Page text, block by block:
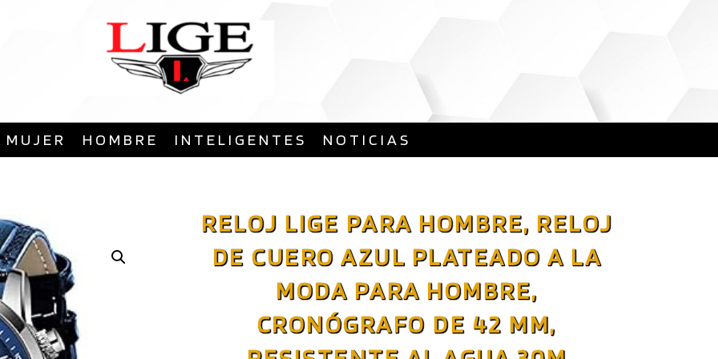
al
contenido
MUJER HOMBRE INTELIGENTES NOTICIAS
RELOJ LIGE PARA HOMBRE, RELOJ
DE CUERO AZUL PLATEADO A LA
MODA PARA HOMBRE,
CRONÓGRAFO DE 42 MM,